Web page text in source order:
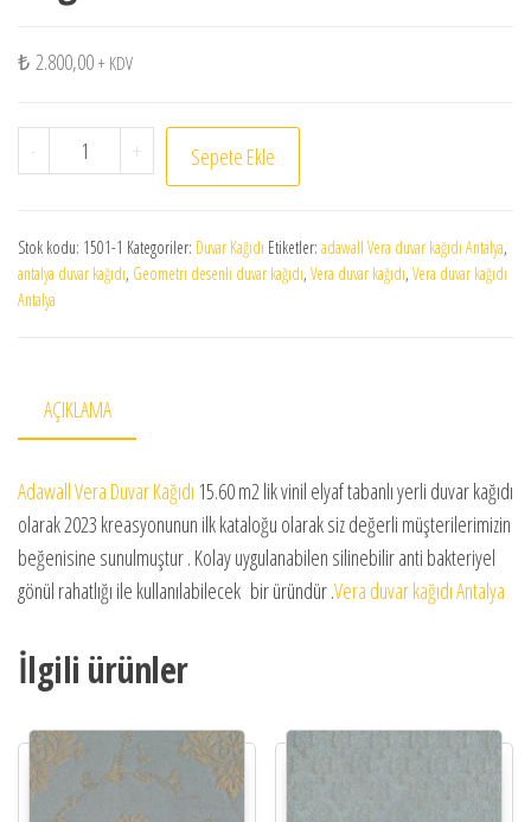
₺ 2.800,00 + KDV
- Geometri desen Vera Duvar Kağıdı ADAWALL 1501-1 adet
+ Sepete Ekle
Stok kodu: 1501-1 Kategoriler: Duvar Kağıdı Etiketler: adawall Vera duvar kağıdı Antalya,
antalya duvar kağıdı, Geometri desenli duvar kağıdı, Vera duvar kağıdı, Vera duvar kağıdı
Antalya
AÇIKLAMA
Adawall Vera Duvar Kağıdı 15.60 m2 lik vinil elyaf tabanlı yerli duvar kağıdı
olarak 2023 kreasyonunun ilk kataloğu olarak siz değerli müşterilerimizin
beğenisine sunulmuştur . Kolay uygulanabilen silinebilir anti bakteriyel
gönül rahatlığı ile kullanılabilecek bir üründür .Vera duvar kağıdı Antalya
İlgili ürünler